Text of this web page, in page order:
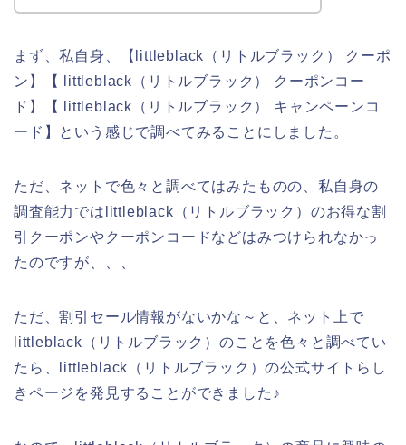
まず、私自身、【littleblack（リトルブラック） クーポ
ン】【 littleblack（リトルブラック） クーポンコー
ド】【 littleblack（リトルブラック） キャンペーンコ
ード】という感じで調べてみることにしました。
ただ、ネットで色々と調べてはみたものの、私自身の
調査能力ではlittleblack（リトルブラック）のお得な割
引クーポンやクーポンコードなどはみつけられなかっ
たのですが、、、
ただ、割引セール情報がないかな～と、ネット上で
littleblack（リトルブラック）のことを色々と調べてい
たら、littleblack（リトルブラック）の公式サイトらし
きページを発見することができました♪